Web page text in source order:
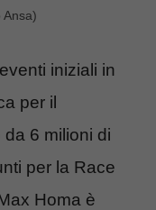
iniziali in
per il
da 6 milioni di
per la Race
Homa è